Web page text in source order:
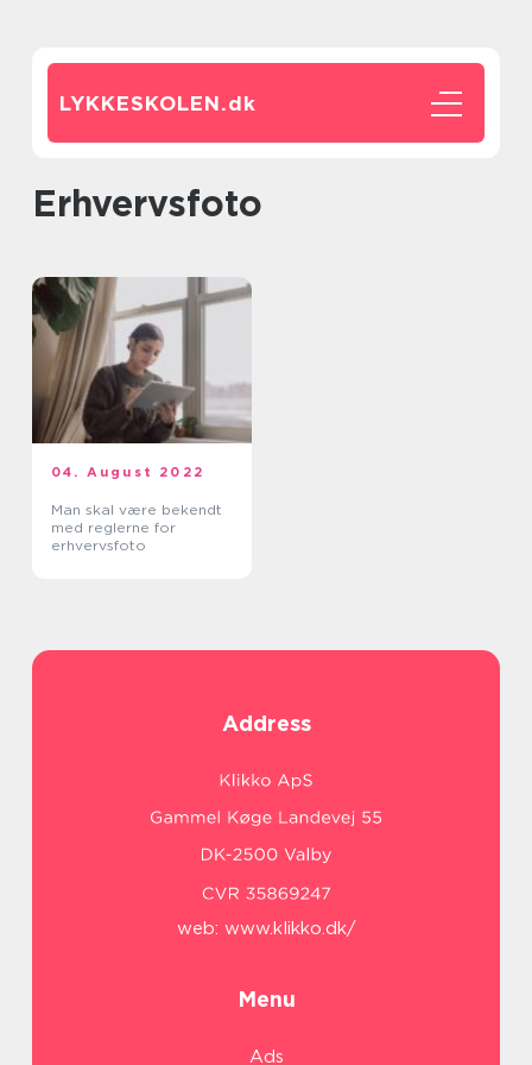
LYKKESKOLEN.dk
erhvervsfoto
04. August 2022
Man skal være bekendt
med reglerne for
erhvervsfoto
Address
web: www.klikko.dk/
Menu
Ads